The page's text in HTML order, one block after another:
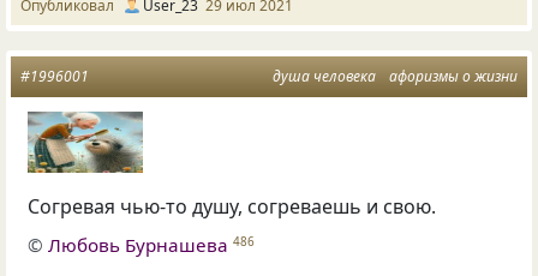
Опубликовал User_23 29 июл 2021
душа человека афоризмы о жизни
#1996001
Согревая чью-то душу, согреваешь и свою.
©Любовь Бурнашева 486